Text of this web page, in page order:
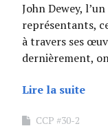
John Dewey,
représentants,
à travers ses
dernièrement,
Lire la suite
CCP #30-2